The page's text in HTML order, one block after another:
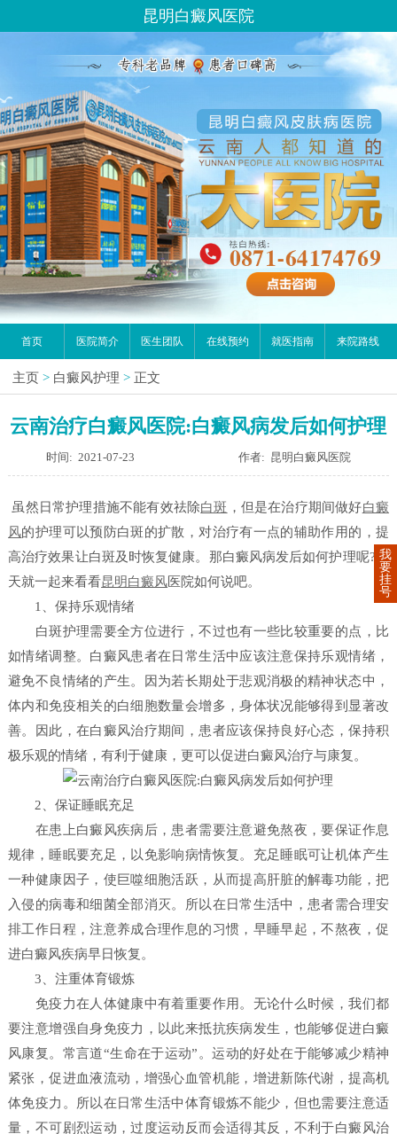
昆明白癜风医院
首页 医院简介 医生团队 在线预约 就医指南 来院路线
主页 > 白癜风护理 > 正文
云南治疗白癜风医院:白癜风病发后如何护理
时间: 2021-07-23 作者: 昆明白癜风医院
虽然日常护理措施不能有效祛除白斑 ，但是在治疗期间做好白癜
风的护理可以预防白斑的扩散，对治疗有一点的辅助作用的，提
高治疗效果让白斑及时恢复健康。那白癜风病发后如何护理呢?今
天就一起来看看昆明白癜风医院如何说吧。
1、保持乐观情绪
白斑护理需要全方位进行，不过也有一些比较重要的点，比
如情绪调整。白癜风患者在日常生活中应该注意保持乐观情绪，
避免不良情绪的产生。因为若长期处于悲观消极的精神状态中，
体内和免疫相关的白细胞数量会增多，身体状况能够得到显著改
善。因此，在白癜风治疗期间，患者应该保持良好心态，保持积
极乐观的情绪，有利于健康，更可以促进白癜风治疗与康复。
2、保证睡眠充足
在患上白癜风疾病后，患者需要注意避免熬夜，要保证作息
规律，睡眠要充足，以免影响病情恢复。充足睡眠可让机体产生
一种健康因子，使巨噬细胞活跃，从而提高肝脏的解毒功能，把
入侵的病毒和细菌全部消灭。所以在日常生活中，患者需合理安
排工作日程，注意养成合理作息的习惯，早睡早起，不熬夜，促
进白癜风疾病早日恢复。
3、注重体育锻炼
免疫力在人体健康中有着重要作用。无论什么时候，我们都
要注意增强自身免疫力，以此来抵抗疾病发生，也能够促进白癜
风康复。常言道“生命在于运动”。运动的好处在于能够减少精神
紧张，促进血液流动，增强心血管机能，增进新陈代谢，提高机
体免疫力。所以在日常生活中体育锻炼不能少，但也需要注意适
量，不可剧烈运动，过度运动反而会适得其反，不利于白癜风治
我
要
挂
号